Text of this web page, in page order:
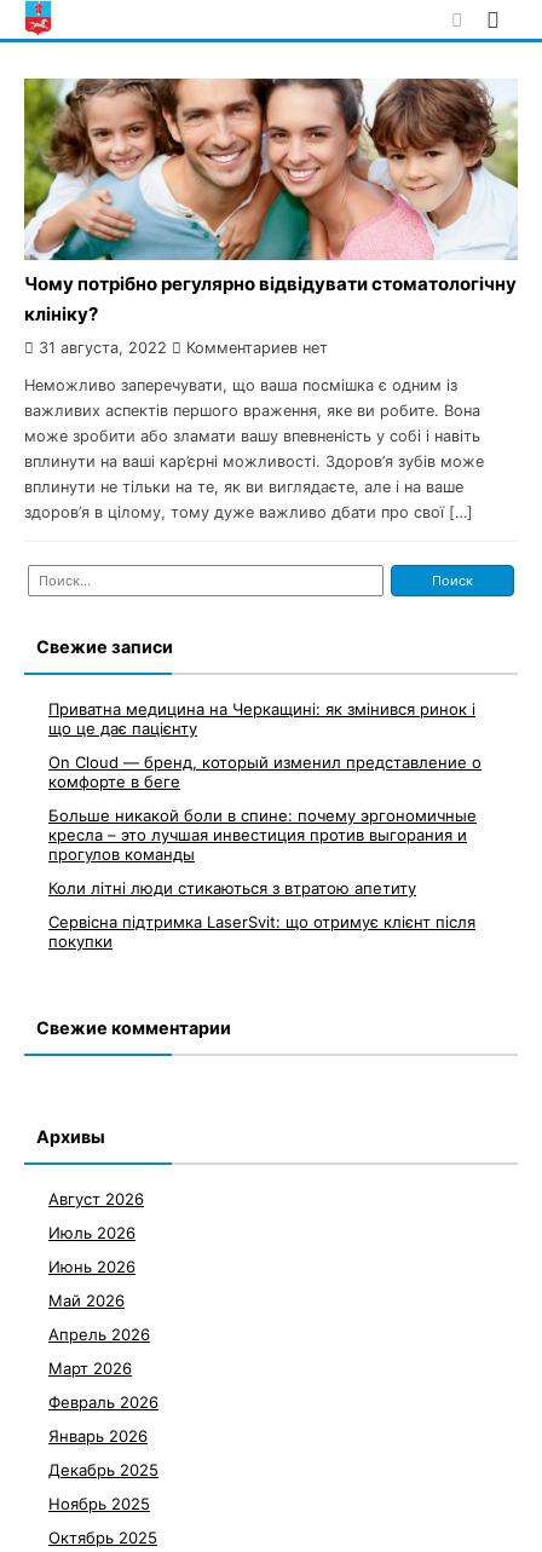
Skip
to
Чому потрібно регулярно відвідувати стоматологічну
клініку?
31 августа, 2022 Комментариев нет
Неможливо заперечувати, що ваша посмішка є одним із
важливих аспектів першого враження, яке ви робите. Вона
може зробити або зламати вашу впевненість у собі і навіть
вплинути на ваші кар’єрні можливості. Здоров’я зубів може
вплинути не тільки на те, як ви виглядаєте, але і на ваше
здоров’я в цілому, тому дуже важливо дбати про свої […]
Найти:
Свежие записи
Приватна медицина на Черкащині: як змінився ринок і
що це дає пацієнту
On Cloud — бренд, который изменил представление о
комфорте в беге
Больше никакой боли в спине: почему эргономичные
кресла – это лучшая инвестиция против выгорания и
прогулов команды
Коли літні люди стикаються з втратою апетиту
Сервісна підтримка LaserSvit: що отримує клієнт після
покупки
Свежие комментарии
Архивы
Август 2026
Июль 2026
Июнь 2026
Май 2026
Апрель 2026
Март 2026
Февраль 2026
Январь 2026
Декабрь 2025
Ноябрь 2025
Октябрь 2025